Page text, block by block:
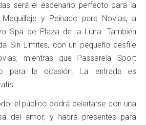
será el escenario perfecto para la
y Peinado para Novias, a
Spa de Plaza de la Luna. También
Sin Límites, con un pequeño desfile
mientras que Passarela Sport
para la ocasión. La entrada es
el público podrá deleitarse con una
del amor, y habrá presentes para